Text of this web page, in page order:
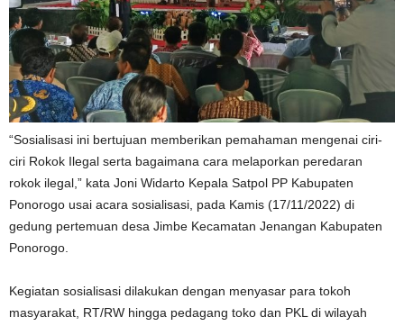
“Sosialisasi ini bertujuan memberikan pemahaman mengenai ciri-
ciri Rokok Ilegal serta bagaimana cara melaporkan peredaran
rokok ilegal,” kata Joni Widarto Kepala Satpol PP Kabupaten
Ponorogo usai acara sosialisasi, pada Kamis (17/11/2022) di
gedung pertemuan desa Jimbe Kecamatan Jenangan Kabupaten
Ponorogo.
Kegiatan sosialisasi dilakukan dengan menyasar para tokoh
masyarakat, RT/RW hingga pedagang toko dan PKL di wilayah